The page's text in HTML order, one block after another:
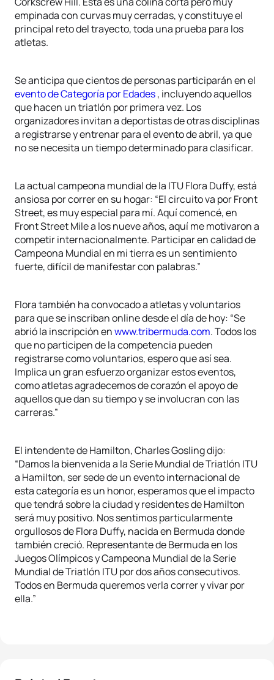
empinada con curvas muy cerradas, y constituye el
principal reto del trayecto, toda una prueba para los
atletas.
Se anticipa que cientos de personas participarán en el
evento de Categoría por Edades, incluyendo aquellos
que hacen un triatlón por primera vez. Los
organizadores invitan a deportistas de otras disciplinas
a registrarse y entrenar para el evento de abril, ya que
no se necesita un tiempo determinado para clasificar.
La actual campeona mundial de la ITU Flora Duffy, está
ansiosa por correr en su hogar: “El circuito va por Front
Street, es muy especial para mí. Aquí comencé, en
Front Street Mile a los nueve años, aquí me motivaron a
competir internacionalmente. Participar en calidad de
Campeona Mundial en mi tierra es un sentimiento
fuerte, difícil de manifestar con palabras.”
Flora también ha convocado a atletas y voluntarios
para que se inscriban online desde el día de hoy: “Se
abrió la inscripción enwww.tribermuda.com. Todos los
que no participen de la competencia pueden
registrarse como voluntarios, espero que así sea.
Implica un gran esfuerzo organizar estos eventos,
como atletas agradecemos de corazón el apoyo de
aquellos que dan su tiempo y se involucran con las
carreras.”
El intendente de Hamilton, Charles Gosling dijo:
“Damos la bienvenida a la Serie Mundial de Triatlón ITU
a Hamilton, ser sede de un evento internacional de
esta categoría es un honor, esperamos que el impacto
que tendrá sobre la ciudad y residentes de Hamilton
será muy positivo. Nos sentimos particularmente
orgullosos de Flora Duffy, nacida en Bermuda donde
también creció. Representante de Bermuda en los
Juegos Olímpicos y Campeona Mundial de la Serie
Mundial de Triatlón ITU por dos años consecutivos.
Todos en Bermuda queremos verla correr y vivar por
ella.”